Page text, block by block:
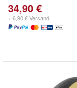
34,90 €
+ 6,90 € Versand